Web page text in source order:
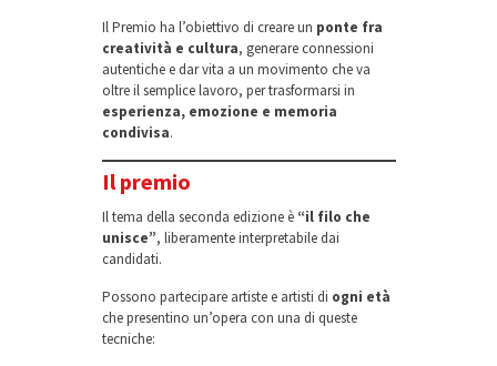
Il Premio ha l’obiettivo di creare un ponte fra
creatività e cultura, generare connessioni
autentiche e dar vita a un movimento che va
oltre il semplice lavoro, per trasformarsi in
esperienza, emozione e memoria
condivisa.
Il premio
Il tema della seconda edizione è “il filo che
unisce”, liberamente interpretabile dai
candidati.
Possono partecipare artiste e artisti di ogni età
che presentino un’opera con una di queste
tecniche: